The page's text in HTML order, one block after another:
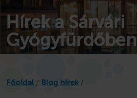
Táborok
Kalóztábor
Gézengúz tábor
Kamasz tábor
Story Camp - Sátortábor
Hírek a Sárvári
Gyógyfürdőben
Főoldal / Blog hírek /